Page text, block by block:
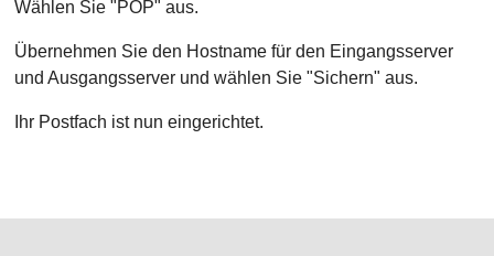
Wählen Sie "POP" aus.
Übernehmen Sie den Hostname für den Eingangsserver
und Ausgangsserver und wählen Sie "Sichern" aus.
Ihr Postfach ist nun eingerichtet.